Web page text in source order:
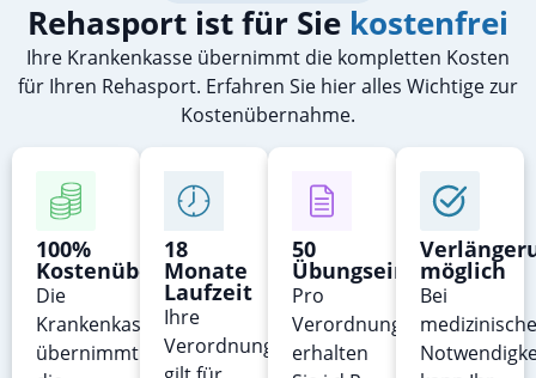
Rehasport ist für Sie kostenfrei
Ihre Krankenkasse übernimmt die kompletten Kosten
für Ihren Rehasport. Erfahren Sie hier alles Wichtige zur
Kostenübernahme.
100%
Kostenübernahme
Die
Krankenkasse
übernimmt
18
Monate
Laufzeit
Ihre
Verordnung
50
Übungseinheiten
Pro
Verordnung
erhalten
möglich
Bei